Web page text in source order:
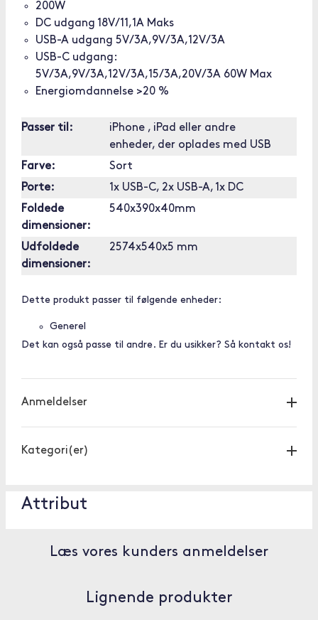
200W
DC udgang 18V/11,1A Maks
USB-A udgang 5V/3A,9V/3A,12V/3A
USB-C udgang:
5V/3A,9V/3A,12V/3A,15/3A,20V/3A 60W Max
Energiomdannelse >20 %
Passer til:
iPhone , iPad eller andre
enheder, der oplades med USB
Farve:
Sort
Porte:
1x USB-C, 2x USB-A, 1x DC
Foldede
dimensioner:
540x390x40mm
Udfoldede
dimensioner:
2574x540x5 mm
Dette produkt passer til følgende enheder:
Generel
Det kan også passe til andre. Er du usikker? Så kontakt os!
Anmeldelser
Kategori(er)
Attribut
Læs vores kunders anmeldelser
Lignende produkter